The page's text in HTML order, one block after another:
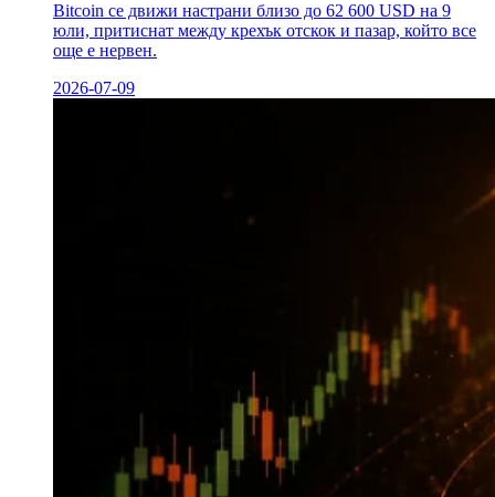
Bitcoin се движи настрани близо до 62 600 USD на 9
юли, притиснат между крехък отскок и пазар, който все
още е нервен.
2026-07-09